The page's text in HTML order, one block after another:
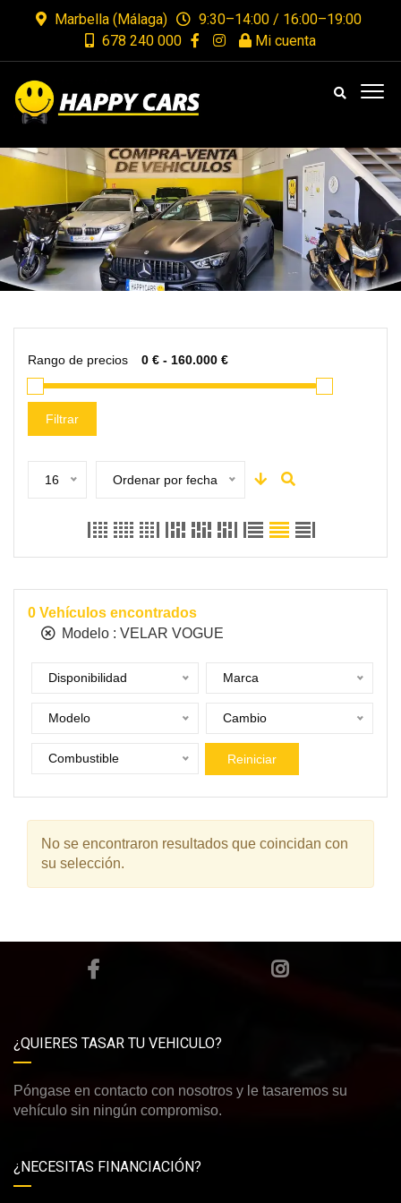
Marbella (Málaga)
9:30–14:00 / 16:00–19:00
678 240 000
Mi cuenta
Rango de precios
Filtrar
16 Ordenar por fecha
0 Vehículos encontrados
Modelo : VELAR VOGUE
Disponibilidad Marca
Modelo Cambio
Combustible Reiniciar
No se encontraron resultados que coincidan con
su selección.
¿QUIERES TASAR TU VEHICULO?
Póngase en contacto con nosotros y le tasaremos su
vehículo sin ningún compromiso.
¿NECESITAS FINANCIACIÓN?